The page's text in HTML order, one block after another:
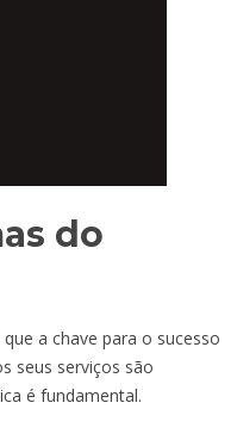
do
a chave para o sucesso
seus serviços são
é fundamental.